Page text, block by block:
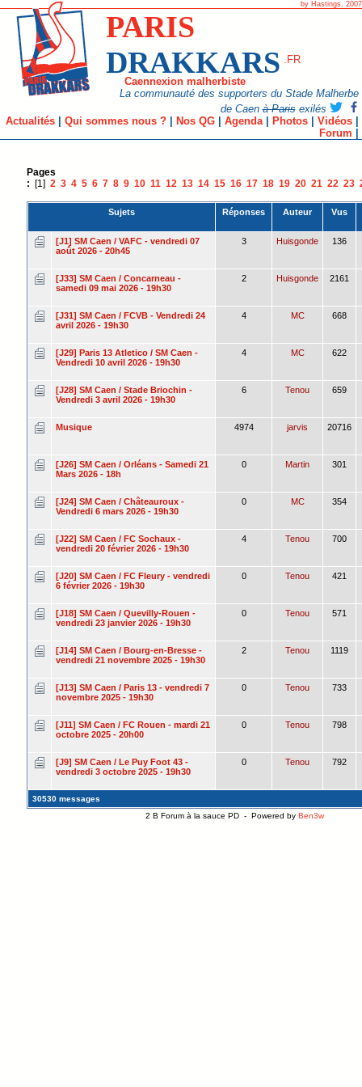
by Hastings, 2007
PARIS
DRAKKARS .FR
Caennexion malherbiste
La communauté des supporters du Stade Malherbe
de Caenà Parisexilés
Actualités| Qui sommes nous ?| Nos QG| Agenda| Photos| Vidéos|
Forum |
Pages
: [1] 2 3 4 5 6 7 8 9 10 11 12 13 14 15 16 17 18 19 20 21 22 23
Sujets Réponses Auteur Vus
[J1] SM Caen / VAFC - vendredi 07
août 2026 - 20h45
3 Huisgonde 136
[J33] SM Caen / Concarneau -
samedi 09 mai 2026 - 19h30
2 Huisgonde 2161
[J31] SM Caen / FCVB - Vendredi 24
avril 2026 - 19h30
4 MC 668
[J29] Paris 13 Atletico / SM Caen -
Vendredi 10 avril 2026 - 19h30
4 MC 622
[J28] SM Caen / Stade Briochin -
Vendredi 3 avril 2026 - 19h30
6 Tenou 659
Musique 4974 jarvis 20716
[J26] SM Caen / Orléans - Samedi 21
Mars 2026 - 18h
0 Martin 301
[J24] SM Caen / Châteauroux -
Vendredi 6 mars 2026 - 19h30
0 MC 354
[J22] SM Caen / FC Sochaux -
vendredi 20 février 2026 - 19h30
4 Tenou 700
[J20] SM Caen / FC Fleury - vendredi
6 février 2026 - 19h30
0 Tenou 421
[J18] SM Caen / Quevilly-Rouen -
vendredi 23 janvier 2026 - 19h30
0 Tenou 571
[J14] SM Caen / Bourg-en-Bresse -
vendredi 21 novembre 2025 - 19h30
2 Tenou 1119
[J13] SM Caen / Paris 13 - vendredi 7
novembre 2025 - 19h30
0 Tenou 733
[J11] SM Caen / FC Rouen - mardi 21
octobre 2025 - 20h00
0 Tenou 798
[J9] SM Caen / Le Puy Foot 43 -
vendredi 3 octobre 2025 - 19h30
0 Tenou 792
30530 messages
2 B Forum à la sauce PD - Powered by Ben3w